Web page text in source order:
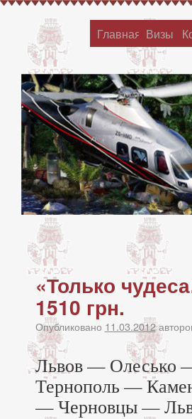
Главная Визы
«Только
1510 грн.
Опубликовано 11.03.2012
Львов — Олесько
Тернополь —
— Черновцы —